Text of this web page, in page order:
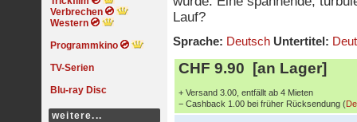
Verbrechen
Western
Programmkino
TV-Serien
Blu-ray Disc
weitere...
Lauf?
Sprache: Deutsch Untertitel:
CHF 9.90 [an Lager]
+ Versand 3.00, entfällt ab 4 Mieten
− Cashback 1.00 bei früher Rücksendung (